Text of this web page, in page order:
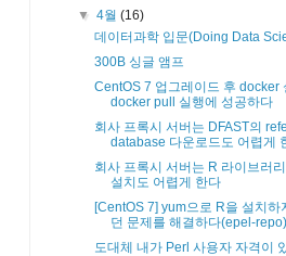
▼4월(16)
데이터과학 입문(Doing Data
300B 싱글 앰프
CentOS 7 업그레이드 후 docker
docker pull 실행에 성공하다
회사 프록시 서버는 DFAST의
database 다운로드도 어렵게
회사 프록시 서버는 R 라이브러리
설치도 어렵게 한다
[CentOS 7] yum으로 R을 설치하
던 문제를 해결하다(epel-repo)
도대체 내가 Perl 사용자 자격이